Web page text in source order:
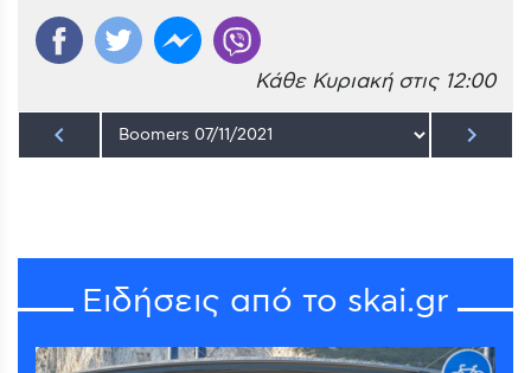
Κάθε Κυριακή στις 12:00
keyboard_arrow_left keyboard_arrow_right
Ειδήσεις από το skai.gr